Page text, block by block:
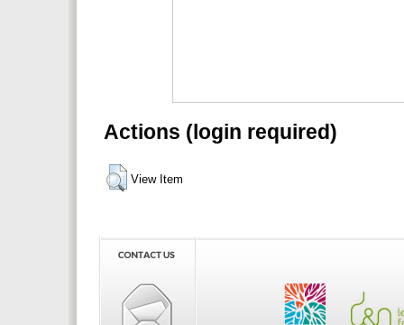
Actions (login required)
View Item